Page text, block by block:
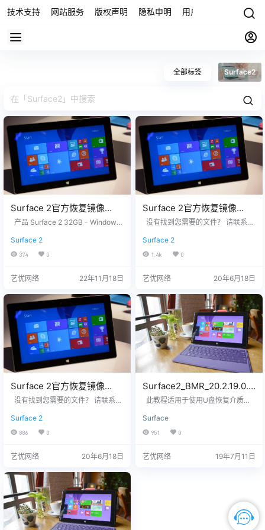
技术支持 网站服务 版权声明 隐私申明 用户协议 联系我们
全部标签 Surface2
Surface 2官方恢复镜像
Surface2_BMR_60.2.19.0.zi
产品 Surface 2 32GB - Windows
联系我们，提供您设备上的12位产
品序列号，我们为您下载。 QQ/微
确认平板硬件无故障，镜像恢复等
意。 2. 此版本为微软官网最原始版
本系统，提供国内…
Surface 2
374 0
艺优网络 22年11月18日
Surface 2官方恢复镜像
Surface2_BMR_40.2.19.0.zi
没有找到您需要的文件？ 请联系我
号，我们为您下载。 QQ/微信：33
26686660 服务热线：1518765000
请联系我们，服务包满意。 2. 此版
供国内天翼云盘和百度网盘下载，
网盘支持断点续传，这方便了不少
网友，欢迎大家下载使用（如果你…
Surface 2
1.4k 0
艺优网络 20年6月18日
Surface 2官方恢复镜像
Surface2_BMR_20.2.19.0.zi
没有找到您需要的文件？ 请联系我
号，我们为您下载。 QQ/微信：33
26686660 服务热线：1518765000
7 站长推荐 1. 购买之前请确认平板
请联系我们，服务包满意。 2. 此版
供国内天翼云盘和百度网盘下载，
网盘支持断点续传，这方便了不少
网友，欢迎大家下载使用（如果你…
Surface 2
886 0
艺优网络 20年6月18日
Surface2_BMR_20.2.19.0.zi
p下载及恢复教程
此教程适用于使用U盘恢复介质来
MR_20.2.19.0.zip U盘制作流程
大致两个步骤 一、制作U盘恢复介
质 二、使用U盘恢复介质来恢复Surf
20.2.19.0.zip 一、制作U盘恢复介
Surface
951 0
艺优网络 19年7月11日